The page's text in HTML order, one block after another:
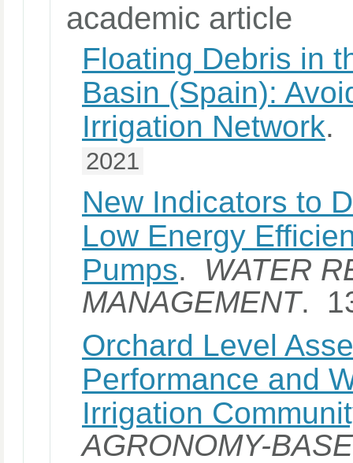
academic article
Floating Debris in
Basin (Spain):
Irrigation Network.
2021
New Indicators to
Low Energy
Pumps. WATER
MANAGEMENT.
Orchard Level
Performance and
Irrigation
AGRONOMY-